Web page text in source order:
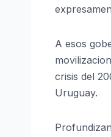
A esos
crisis del
Uruguay.